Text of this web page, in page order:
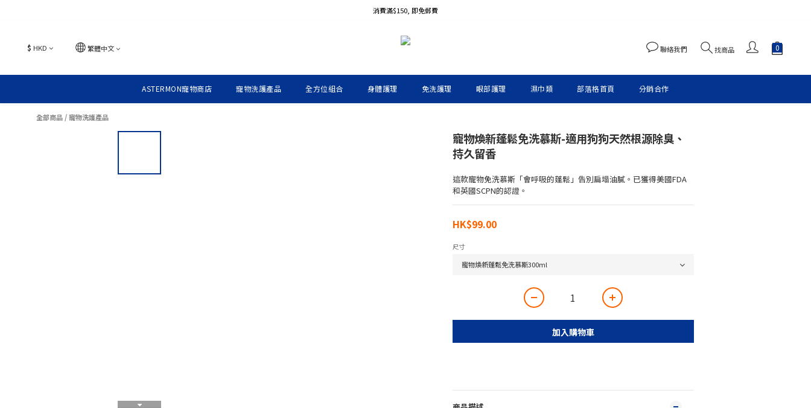
消費滿$150, 即免郵費
$ HKD 繁體中文 聯絡我們 找商品
ASTERMON寵物商店 寵物洗護產品 全方位組合 身體護理 免洗護理 眼部護理 濕巾類 部落格首頁 分銷合作
全部商品 /寵物洗護產品
寵物煥新蓬鬆免洗慕斯-適用狗狗天然根源除臭、
持久留香
這款寵物免洗慕斯「會呼吸的蓬鬆」告別扁塌油膩。已獲得美國FDA
和英國SCPN的認證。
HK$99.00
尺寸
加入購物車